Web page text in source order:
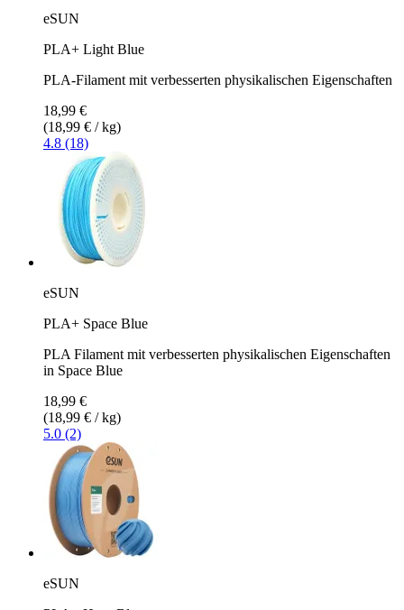
eSUN
PLA+ Light Blue
PLA-Filament mit verbesserten physikalischen Eigenschaften
18,99 €
(18,99 € / kg)
4.8 (18)
eSUN
PLA+ Space Blue
PLA Filament mit verbesserten physikalischen Eigenschaften
in Space Blue
18,99 €
(18,99 € / kg)
5.0 (2)
eSUN